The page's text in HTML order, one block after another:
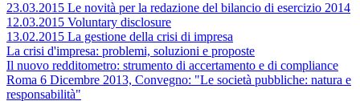
23.03.2015 Le novità per la redazione del bilancio di esercizio 2014
12.03.2015 Voluntary disclosure
13.02.2015 La gestione della crisi di impresa
La crisi d'impresa: problemi, soluzioni e proposte
Il nuovo redditometro: strumento di accertamento e di compliance
Roma 6 Dicembre 2013, Convegno: "Le società pubbliche: natura e
responsabilità"